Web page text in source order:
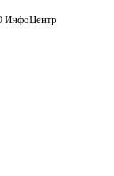
ИнфоЦентр